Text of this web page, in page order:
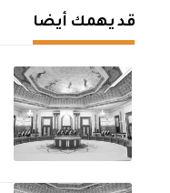
قد يهمك أيضا